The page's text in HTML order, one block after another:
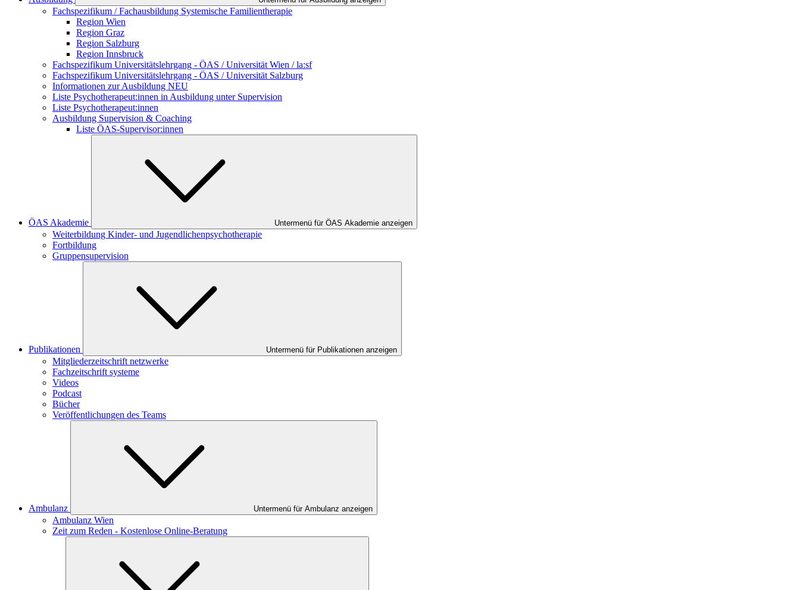
Fachspezifikum / Fachausbildung Systemische Familientherapie
Region Wien
Region Graz
Region Salzburg
Region Innsbruck
Fachspezifikum Universitätslehrgang - ÖAS / Universität Wien / la:sf
Fachspezifikum Universitätslehrgang - ÖAS / Universität Salzburg
Informationen zur Ausbildung NEU
Liste Psychotherapeut:innen in Ausbildung unter Supervision
Liste Psychotherapeut:innen
Ausbildung Supervision & Coaching
Liste ÖAS-Supervisor:innen
ÖAS Akademie Untermenü für ÖAS Akademie anzeigen
Weiterbildung Kinder- und Jugendlichenpsychotherapie
Fortbildung
Gruppensupervision
Publikationen Untermenü für Publikationen anzeigen
Mitgliederzeitschrift netzwerke
Fachzeitschrift systeme
Videos
Podcast
Bücher
Veröffentlichungen des Teams
Ambulanz Untermenü für Ambulanz anzeigen
Ambulanz Wien
Zeit zum Reden - Kostenlose Online-Beratung